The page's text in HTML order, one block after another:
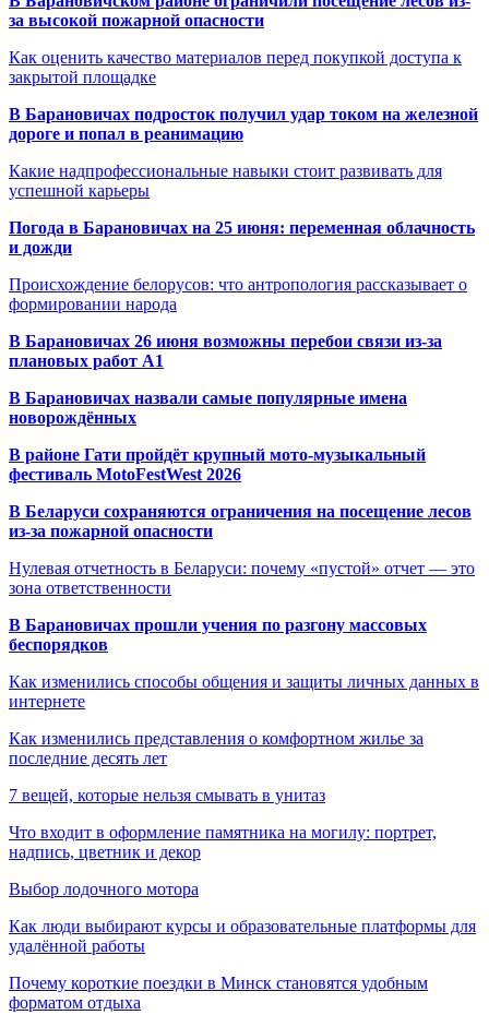
за высокой пожарной опасности
Как оценить качество материалов перед покупкой доступа к
закрытой площадке
В Барановичах подросток получил удар током на железной
дороге и попал в реанимацию
Какие надпрофессиональные навыки стоит развивать для
успешной карьеры
Погода в Барановичах на 25 июня: переменная облачность
и дожди
Происхождение белорусов: что антропология рассказывает о
формировании народа
В Барановичах 26 июня возможны перебои связи из-за
плановых работ A1
В Барановичах назвали самые популярные имена
новорождённых
В районе Гати пройдёт крупный мото-музыкальный
фестиваль MotoFestWest 2026
В Беларуси сохраняются ограничения на посещение лесов
из-за пожарной опасности
Нулевая отчетность в Беларуси: почему «пустой» отчет — это
зона ответственности
В Барановичах прошли учения по разгону массовых
беспорядков
Как изменились способы общения и защиты личных данных в
интернете
Как изменились представления о комфортном жилье за
последние десять лет
7 вещей, которые нельзя смывать в унитаз
Что входит в оформление памятника на могилу: портрет,
надпись, цветник и декор
Выбор лодочного мотора
Как люди выбирают курсы и образовательные платформы для
удалённой работы
Почему короткие поездки в Минск становятся удобным
форматом отдыха